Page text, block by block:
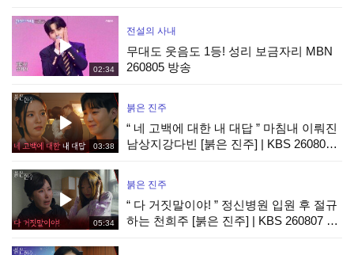
02:34
전설의 사내
무대도 웃음도 1등! 성리 보금자리 MBN
260805 방송
03:38
붉은 진주
“ 네 고백에 대한 내 대답 ” 마침내 이뤄진
남상지강다빈 [붉은 진주] | KBS 260807
05:34
붉은 진주
“ 다 거짓말이야! ” 정신병원 입원 후 절규
하는 천희주 [붉은 진주] | KBS 260807 방